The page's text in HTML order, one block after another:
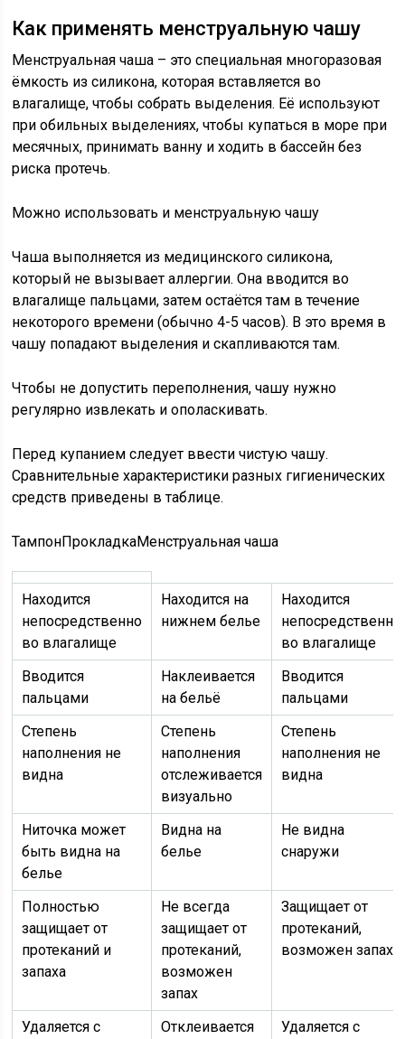
Как применять менструальную чашу
Менструальная чаша – это специальная многоразовая
ёмкость из силикона, которая вставляется во
влагалище, чтобы собрать выделения. Её используют
при обильных выделениях, чтобы купаться в море при
месячных, принимать ванну и ходить в бассейн без
риска протечь.
Можно использовать и менструальную чашу
Чаша выполняется из медицинского силикона,
который не вызывает аллергии. Она вводится во
влагалище пальцами, затем остаётся там в течение
некоторого времени (обычно 4-5 часов). В это время в
чашу попадают выделения и скапливаются там.
Чтобы не допустить переполнения, чашу нужно
регулярно извлекать и ополаскивать.
Перед купанием следует ввести чистую чашу.
Сравнительные характеристики разных гигиенических
средств приведены в таблице.
ТампонПрокладкаМенструальная чаша
Находится
непосредственно
во влагалище
Находится на
нижнем белье
Находится
непосредственно
во влагалище
Вводится
пальцами
Наклеивается
на бельё
Вводится
пальцами
Степень
наполнения не
видна
Степень
наполнения
отслеживается
визуально
Степень
наполнения не
видна
Ниточка может
быть видна на
белье
Видна на
белье
Не видна
снаружи
Полностью
защищает от
протеканий и
запаха
Не всегда
защищает от
протеканий,
возможен
запах
Защищает от
протеканий,
возможен запах
Удаляется с
Отклеивается
Удаляется с